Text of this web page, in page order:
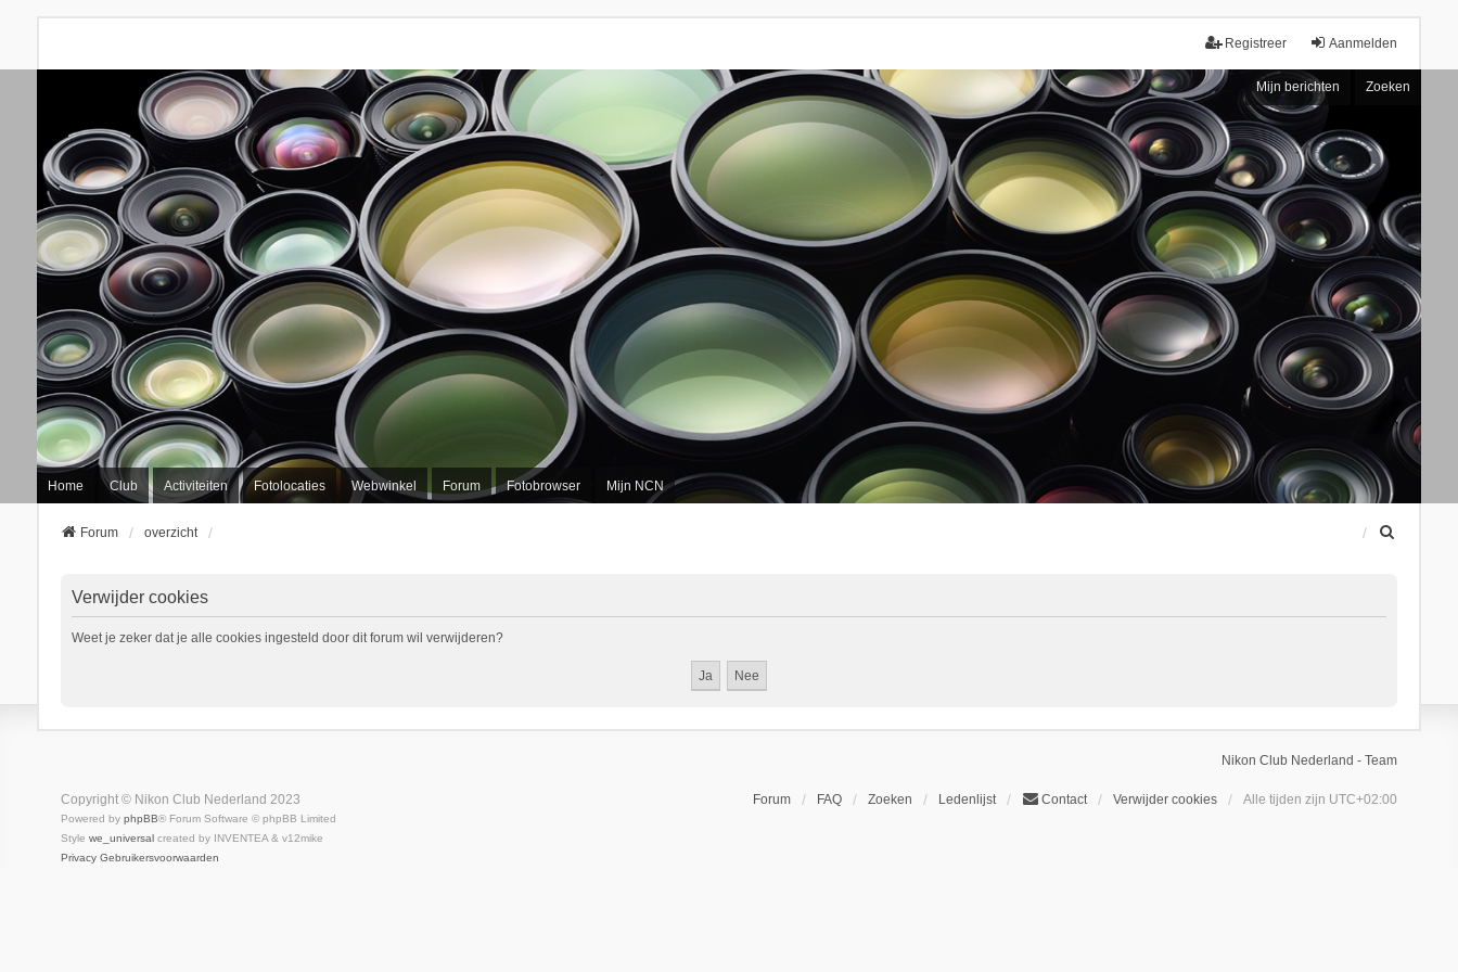
Aanmelden
Registreer
Mijn berichten Zoeken
Home Club Activiteiten Fotolocaties Webwinkel Forum Fotobrowser Mijn NCN
Forum overzicht
Verwijder cookies
Weet je zeker dat je alle cookies ingesteld door dit forum wil verwijderen?
Nikon Club Nederland - Team
Forum FAQ Zoeken Ledenlijst Contact Verwijder cookies Alle tijden zijn UTC+02:00
Copyright © Nikon Club Nederland 2023
Powered by phpBB® Forum Software © phpBB Limited
Style we_universalcreated by INVENTEA & v12mike
Privacy Gebruikersvoorwaarden